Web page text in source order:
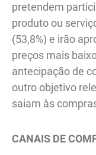
pretendem
produto ou
(53,8%) e irão
preços mais
antecipação de
outro objetivo
saiam às
CANAIS DE